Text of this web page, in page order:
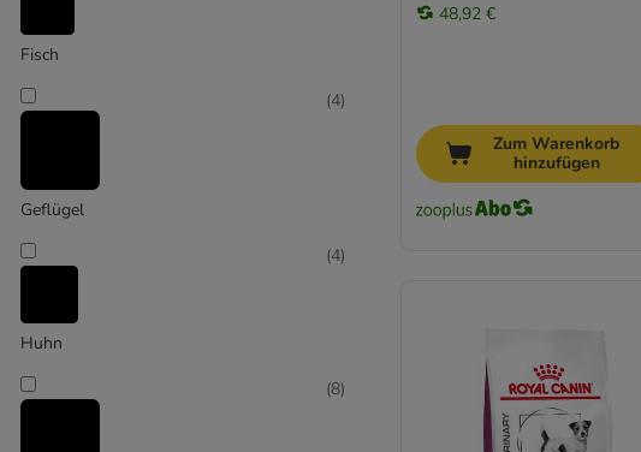
Groß 26-45 kg
Extra-groß > 45 kg
Fisch
Geflügel
(4)
Huhn
(4)
(8)
48,92 €
Zum Warenkorb
hinzufügen